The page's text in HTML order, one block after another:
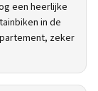
een heerlijke
in de
zeker